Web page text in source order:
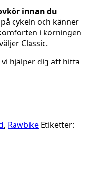
innan du
cykeln och känner
i körningen
Classic.
hjälper dig att hitta
, Rawbike Etiketter: